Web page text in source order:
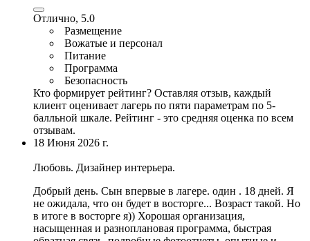
Отлично, 5.0
Размещение
Вожатые и персонал
Питание
Программа
Безопасность
Кто формирует рейтинг? Оставляя отзыв, каждый
клиент оценивает лагерь по пяти параметрам по 5-
балльной шкале. Рейтинг - это средняя оценка по всем
отзывам.
18 Июня 2026 г.
Любовь. Дизайнер интерьера.
Добрый день. Сын впервые в лагере. один . 18 дней. Я
не ожидала, что он будет в восторге... Возраст такой. Но
в итоге в восторге я)) Хорошая организация,
насыщенная и разноплановая программа, быстрая